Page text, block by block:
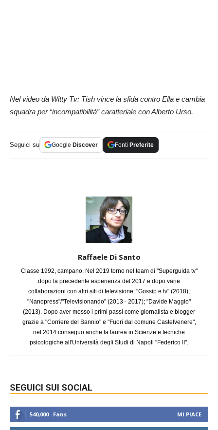
Nel video da Witty Tv: Tish vince la sfida contro Ella e cambia
squadra per “incompatibilità” caratteriale con Alberto Urso.
Seguici su Google Discover Fonti Preferite
Raffaele Di Santo
Classe 1992, campano. Nel 2019 torno nel team di "Superguida tv"
dopo la precedente esperienza del 2017 e dopo varie
collaborazioni con altri siti di televisione: "Gossip e tv" (2018);
"Nanopress"/"Televisionando" (2013 - 2017); "Davide Maggio"
(2013). Dopo aver mosso i primi passi come giornalista e blogger
grazie a "Corriere del Sannio" e "Fuori dal comune Castelvenere",
nel 2014 conseguo anche la laurea in Scienze e tecniche
psicologiche all'Università degli Studi di Napoli "Federico II".
SEGUICI SUI SOCIAL
540,000 Fans MI PIACE